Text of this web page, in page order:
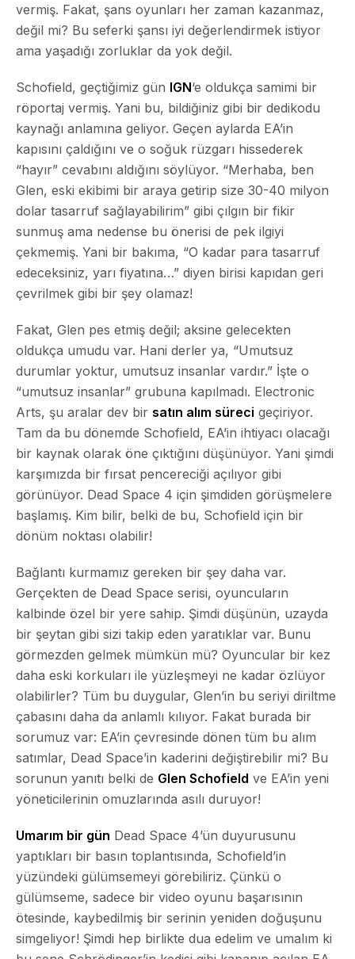
vermiş. Fakat, şans oyunları her zaman kazanmaz,
değil mi? Bu seferki şansı iyi değerlendirmek istiyor
ama yaşadığı zorluklar da yok değil.
Schofield, geçtiğimiz gün IGN‘e oldukça samimi bir
röportaj vermiş. Yani bu, bildiğiniz gibi bir dedikodu
kaynağı anlamına geliyor. Geçen aylarda EA’in
kapısını çaldığını ve o soğuk rüzgarı hissederek
“hayır” cevabını aldığını söylüyor. “Merhaba, ben
Glen, eski ekibimi bir araya getirip size 30-40 milyon
dolar tasarruf sağlayabilirim” gibi çılgın bir fikir
sunmuş ama nedense bu önerisi de pek ilgiyi
çekmemiş. Yani bir bakıma, “O kadar para tasarruf
edeceksiniz, yarı fiyatına…” diyen birisi kapıdan geri
çevrilmek gibi bir şey olamaz!
Fakat, Glen pes etmiş değil; aksine gelecekten
oldukça umudu var. Hani derler ya, “Umutsuz
durumlar yoktur, umutsuz insanlar vardır.” İşte o
“umutsuz insanlar” grubuna kapılmadı. Electronic
Arts, şu aralar dev bir satın alım süreci geçiriyor.
Tam da bu dönemde Schofield, EA’in ihtiyacı olacağı
bir kaynak olarak öne çıktığını düşünüyor. Yani şimdi
karşımızda bir fırsat pencereciği açılıyor gibi
görünüyor. Dead Space 4 için şimdiden görüşmelere
başlamış. Kim bilir, belki de bu, Schofield için bir
dönüm noktası olabilir!
Bağlantı kurmamız gereken bir şey daha var.
Gerçekten de Dead Space serisi, oyuncuların
kalbinde özel bir yere sahip. Şimdi düşünün, uzayda
bir şeytan gibi sizi takip eden yaratıklar var. Bunu
görmezden gelmek mümkün mü? Oyuncular bir kez
daha eski korkuları ile yüzleşmeyi ne kadar özlüyor
olabilirler? Tüm bu duygular, Glen’in bu seriyi diriltme
çabasını daha da anlamlı kılıyor. Fakat burada bir
sorumuz var: EA’in çevresinde dönen tüm bu alım
satımlar, Dead Space’in kaderini değiştirebilir mi? Bu
sorunun yanıtı belki de Glen Schofield ve EA’in yeni
yöneticilerinin omuzlarında asılı duruyor!
Umarım bir gün Dead Space 4’ün duyurusunu
yaptıkları bir basın toplantısında, Schofield’in
yüzündeki gülümsemeyi görebiliriz. Çünkü o
gülümseme, sadece bir video oyunu başarısının
ötesinde, kaybedilmiş bir serinin yeniden doğuşunu
simgeliyor! Şimdi hep birlikte dua edelim ve umalım ki